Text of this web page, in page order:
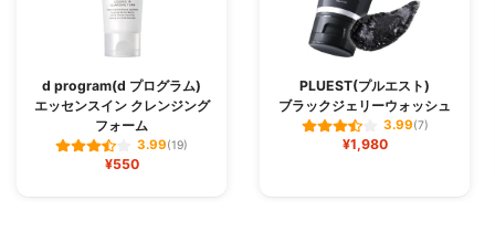
d program(d プログラム)
エッセンスイン クレンジング
フォーム
3.99(19)
¥550
PLUEST(プルエスト)
ブラックジェリーウォッシュ
3.99(7)
¥1,980